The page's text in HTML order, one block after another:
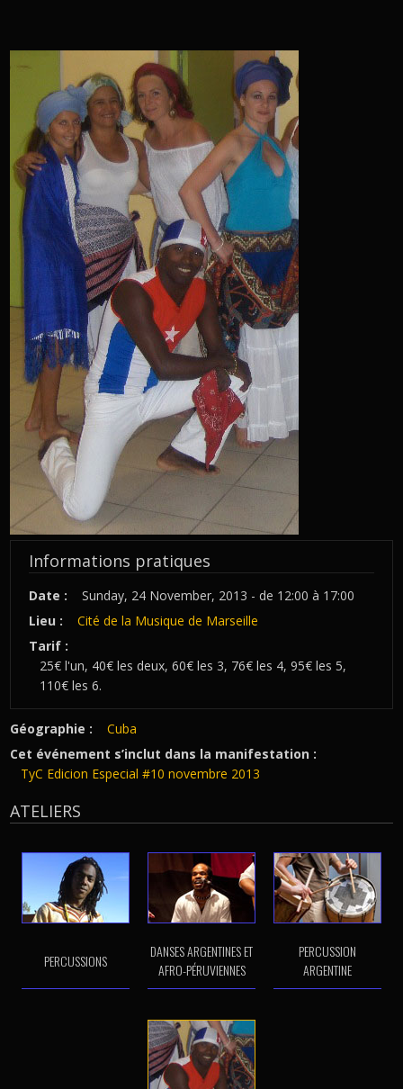
Informations pratiques
Date : Sunday, 24 November, 2013 - de 12:00 à 17:00
Lieu :
Cité de la Musique de Marseille
Tarif :
25€ l'un, 40€ les deux, 60€ les 3, 76€ les 4, 95€ les 5,
110€ les 6.
Géographie :
Cuba
Cet événement s’inclut dans la manifestation :
TyC Edicion Especial #10 novembre 2013
ATELIERS
PERCUSSIONS
DANSES ARGENTINES ET
AFRO-PÉRUVIENNES
PERCUSSION
ARGENTINE